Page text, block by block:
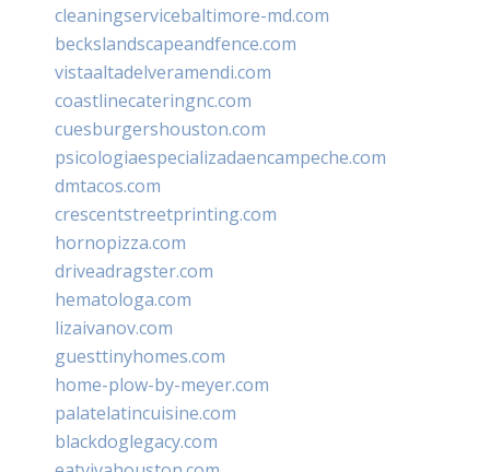
cleaningservicebaltimore-md.com
beckslandscapeandfence.com
vistaaltadelveramendi.com
coastlinecateringnc.com
cuesburgershouston.com
psicologiaespecializadaencampeche.com
dmtacos.com
crescentstreetprinting.com
hornopizza.com
driveadragster.com
hematologa.com
lizaivanov.com
guesttinyhomes.com
home-plow-by-meyer.com
palatelatincuisine.com
blackdoglegacy.com